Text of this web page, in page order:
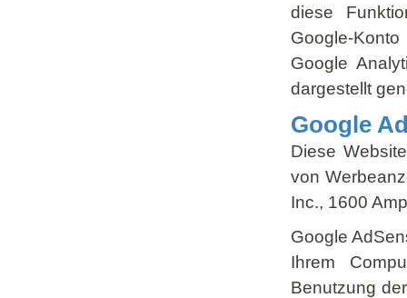
diese
Google-
Google
dargestellt
Google
Diese
von
Inc., 1600
Google
Ihrem
Benutzung